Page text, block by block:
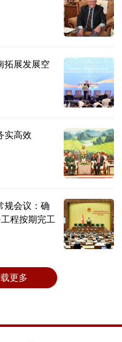
拓展发展空
实高效
规会议：确
程按期完工
更多